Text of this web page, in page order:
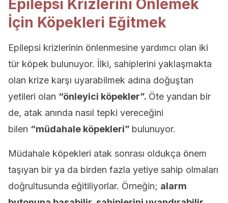
Epilepsi Krizlerini Önlemek
İçin Köpekleri Eğitmek
Epilepsi krizlerinin önlenmesine yardımcı olan iki
tür köpek bulunuyor. İlki, sahiplerini yaklaşmakta
olan krize karşı uyarabilmek adına doğuştan
yetileri olan “önleyici köpekler”. Öte yandan bir
de, atak anında nasıl tepki vereceğini
bilen “müdahale köpekleri” bulunuyor.
Müdahale köpekleri atak sonrası oldukça önem
taşıyan bir ya da birden fazla yetiye sahip olmaları
doğrultusunda eğitiliyorlar. Örneğin; alarm